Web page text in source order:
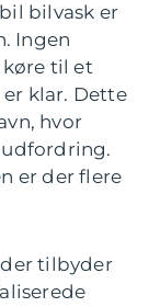
bilvask er
Ingen
til et
klar. Dette
hvor
er der flere
der tilbyder